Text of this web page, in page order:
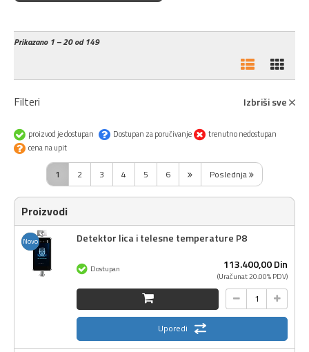
Prikazano1 – 20 od 149
Filteri Izbriši sve
proizvod je dostupan Dostupan za poručivanje
trenutno nedostupan
cena na upit
1 2 3 4 5 6 Poslednja
Proizvodi
Novo
Detektor lica i telesne temperature P8
113.400,00Din
(Uračunat 20.00% PDV)
Dostupan
Uporedi